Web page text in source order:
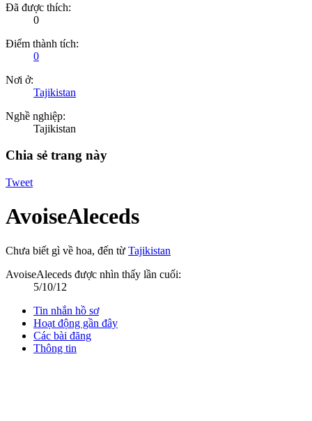
Đã được thích:
0
Điểm thành tích:
0
Nơi ở:
Tajikistan
Nghề nghiệp:
Tajikistan
Chia sẻ trang này
Tweet
AvoiseAleceds
Chưa biết gì về hoa, đến từ Tajikistan
AvoiseAleceds được nhìn thấy lần cuối:
5/10/12
Tin nhắn hồ sơ
Hoạt động gần đây
Các bài đăng
Thông tin